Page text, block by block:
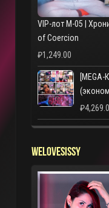
VIP-лот M-05 |
of Coercion
₽1,249.00
₽
WELOVESISSY